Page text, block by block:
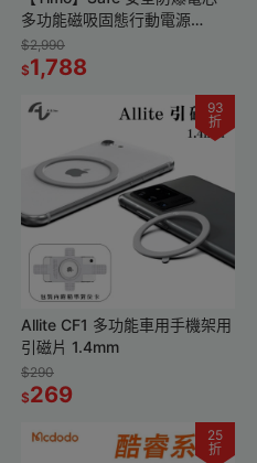
多功能磁吸固態行動電源
12000mAh (有標示Wh)
$2,990
$1,788
93
折
Allite CF1 多功能車用手機架用
引磁片 1.4mm
$290
$269
25
折